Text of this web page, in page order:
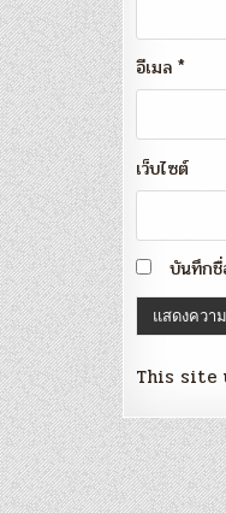
อีเมล *
เว็บไซต์
บันทึกชื่
This site